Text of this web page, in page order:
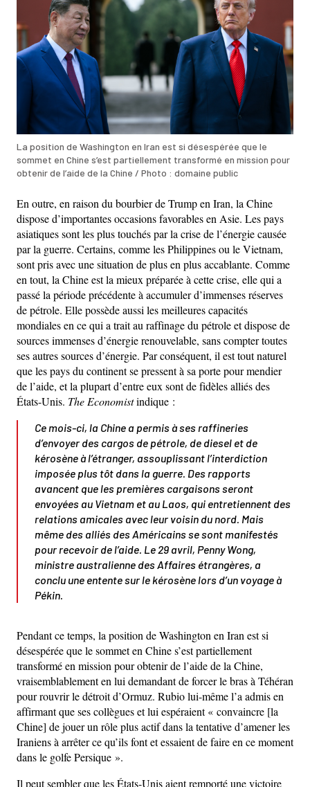
La position de Washington en Iran est si désespérée que le
sommet en Chine s’est partiellement transformé en mission pour
obtenir de l’aide de la Chine / Photo : domaine public
En outre, en raison du bourbier de Trump en Iran, la Chine
dispose d’importantes occasions favorables en Asie. Les pays
asiatiques sont les plus touchés par la crise de l’énergie causée
par la guerre. Certains, comme les Philippines ou le Vietnam,
sont pris avec une situation de plus en plus accablante. Comme
en tout, la Chine est la mieux préparée à cette crise, elle qui a
passé la période précédente à accumuler d’immenses réserves
de pétrole. Elle possède aussi les meilleures capacités
mondiales en ce qui a trait au raffinage du pétrole et dispose de
sources immenses d’énergie renouvelable, sans compter toutes
ses autres sources d’énergie. Par conséquent, il est tout naturel
que les pays du continent se pressent à sa porte pour mendier
de l’aide, et la plupart d’entre eux sont de fidèles alliés des
États-Unis. The Economistindique :
Ce mois-ci, la Chine a permis à ses raffineries
d’envoyer des cargos de pétrole, de diesel et de
kérosène à l’étranger, assouplissant l’interdiction
imposée plus tôt dans la guerre. Des rapports
avancent que les premières cargaisons seront
envoyées au Vietnam et au Laos, qui entretiennent des
relations amicales avec leur voisin du nord. Mais
même des alliés des Américains se sont manifestés
pour recevoir de l’aide. Le 29 avril, Penny Wong,
ministre australienne des Affaires étrangères, a
conclu une entente sur le kérosène lors d’un voyage à
Pékin.
Pendant ce temps, la position de Washington en Iran est si
désespérée que le sommet en Chine s’est partiellement
transformé en mission pour obtenir de l’aide de la Chine,
vraisemblablement en lui demandant de forcer le bras à Téhéran
pour rouvrir le détroit d’Ormuz. Rubio lui-même l’a admis en
affirmant que ses collègues et lui espéraient « convaincre [la
Chine] de jouer un rôle plus actif dans la tentative d’amener les
Iraniens à arrêter ce qu’ils font et essaient de faire en ce moment
dans le golfe Persique ».
Il peut sembler que les États-Unis aient remporté une victoire